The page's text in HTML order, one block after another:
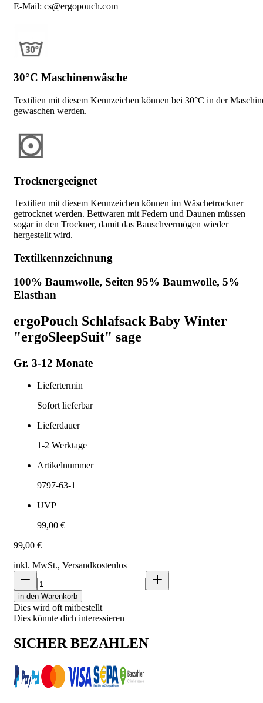
E-Mail: cs@ergopouch.com
30°C Maschinenwäsche
Textilien mit diesem Kennzeichen können bei 30°C in der
gewaschen werden.
Trocknergeeignet
Textilien mit diesem Kennzeichen können im Wäschetrockner
getrocknet werden. Bettwaren mit Federn und Daunen müssen
sogar in den Trockner, damit das Bauschvermögen wieder
hergestellt wird.
Textilkennzeichnung
100% Baumwolle, Seiten 95% Baumwolle, 5%
Elasthan
ergoPouch Schlafsack Baby Winter
"ergoSleepSuit" sage
Gr. 3-12 Monate
Liefertermin
Sofort lieferbar
Lieferdauer
1-2 Werktage
Artikelnummer
9797-63-1
UVP
99,00 €
99,00 €
inkl. MwSt., Versandkostenlos
in den Warenkorb
Dies wird oft mitbestellt
Dies könnte dich interessieren
SICHER BEZAHLEN